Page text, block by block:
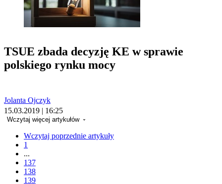
TSUE zbada decyzję KE w sprawie
polskiego rynku mocy
Jolanta Ojczyk
15.03.2019 | 16:25
Wczytaj więcej artykułów
Wczytaj poprzednie artykuły
1
...
137
138
139